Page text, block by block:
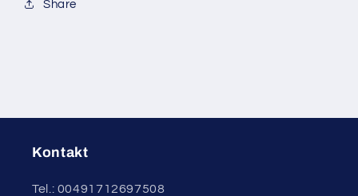
Share
Kontakt
Tel.: 00491712697508